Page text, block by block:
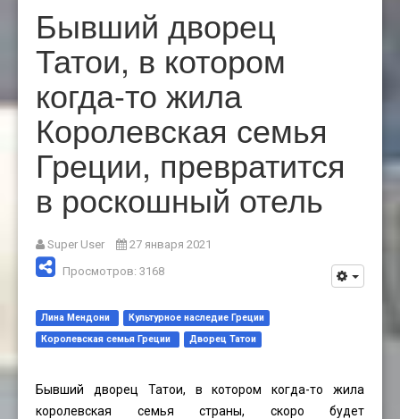
Бывший дворец
Татои, в котором
когда-то жила
Королевская семья
Греции, превратится
в роскошный отель
Super User
27 января 2021
Просмотров: 3168
Лина Мендони
Культурное наследие Греции
Королевская семья Греции
Дворец Татои
Бывший дворец Татои, в котором когда-то жила
королевская семья страны, скоро будет